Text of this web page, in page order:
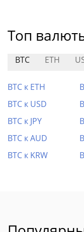
Топ
BTC ETH
BTC к ETH
BTC к USD
BTC к JPY
BTC к AUD
BTC к KRW